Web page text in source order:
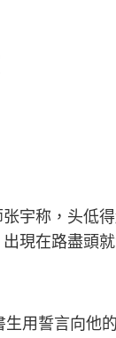
称，头低
現在路盡頭就
用誓言向他